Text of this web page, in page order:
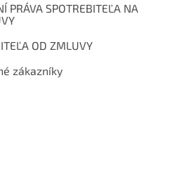
PRÁVA SPOTREBITEĽA NA
OD ZMLUVY
zákazníky